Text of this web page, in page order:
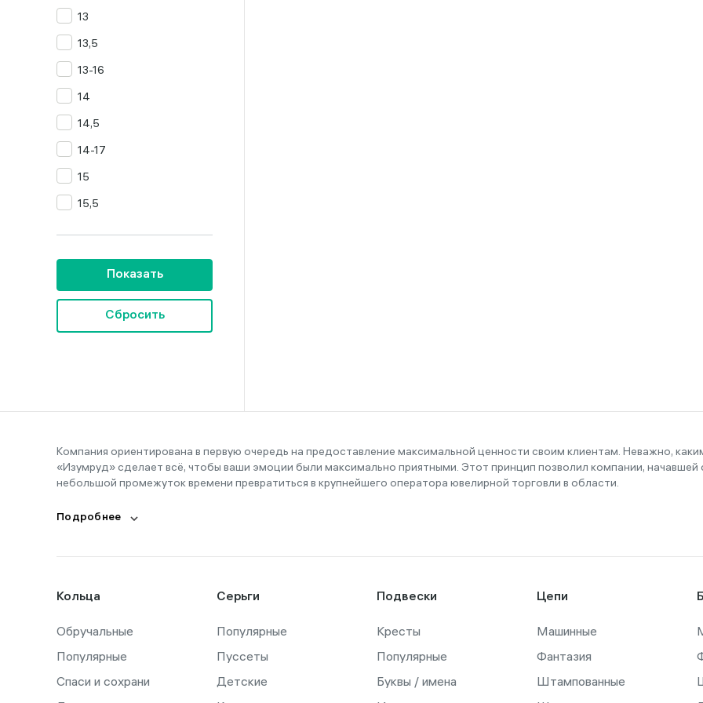
Цитрин
Янтарь
13
13,5
13-16
14
14,5
14-17
15
15,5
16,5
16,5-20
16,5-23,5
16-18
16-20
17,5
18
18,5
18-19
18-21,5
Показать
Сбросить
Компания ориентирована в первую очередь на предоставление максимальной ценности своим клиентам. Неважно,
«Изумруд» сделает всё, чтобы ваши эмоции были максимально приятными. Этот принцип позволил компании, начавшей
небольшой промежуток времени превратиться в крупнейшего оператора ювелирной торговли в области.
Подробнее
Кольца
Обручальные
Популярные
Спаси и сохрани
Серьги
Популярные
Пуссеты
Детские
Подвески
Кресты
Популярные
Буквы / имена
Цепи
Машинные
Фантазия
Штампованные